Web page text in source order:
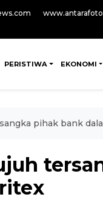
PERISTIWA EKONOMI
pihak bank